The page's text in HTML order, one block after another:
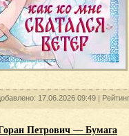
17.06.2026 09:49 |
Петрович — Бумага